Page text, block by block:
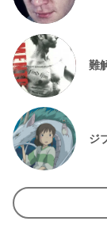
難
ジ